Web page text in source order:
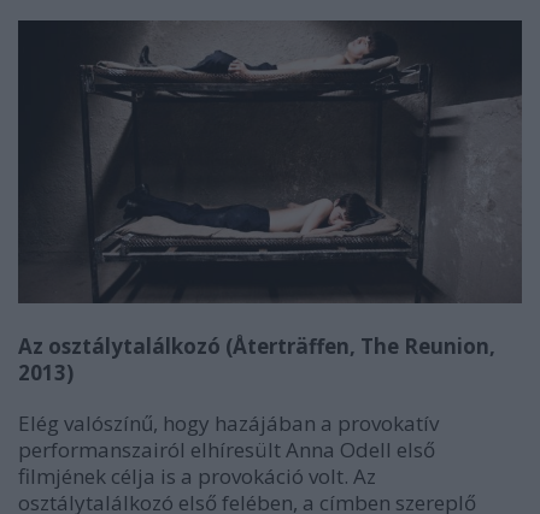
Az osztálytalálkozó (Återträffen, The Reunion,
2013)
Elég valószínű, hogy hazájában a provokatív
performanszairól elhíresült Anna Odell első
filmjének célja is a provokáció volt. Az
osztálytalálkozó első felében, a címben szereplő